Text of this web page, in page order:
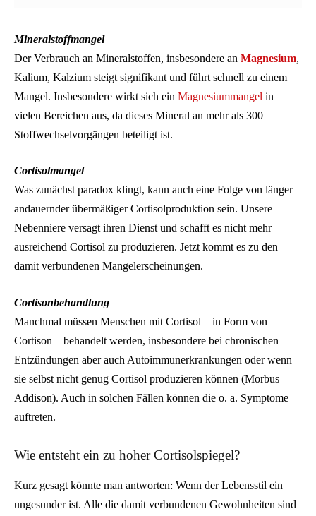
Mineralstoffmangel
Der Verbrauch an Mineralstoffen, insbesondere an Magnesium,
Kalium, Kalzium steigt signifikant und führt schnell zu einem
Mangel. Insbesondere wirkt sich ein Magnesiummangel in
vielen Bereichen aus, da dieses Mineral an mehr als 300
Stoffwechselvorgängen beteiligt ist.
Cortisolmangel
Was zunächst paradox klingt, kann auch eine Folge von länger
andauernder übermäßiger Cortisolproduktion sein. Unsere
Nebenniere versagt ihren Dienst und schafft es nicht mehr
ausreichend Cortisol zu produzieren. Jetzt kommt es zu den
damit verbundenen Mangelerscheinungen.
Cortisonbehandlung
Manchmal müssen Menschen mit Cortisol – in Form von
Cortison – behandelt werden, insbesondere bei chronischen
Entzündungen aber auch Autoimmunerkrankungen oder wenn
sie selbst nicht genug Cortisol produzieren können (Morbus
Addison). Auch in solchen Fällen können die o. a. Symptome
auftreten.
Wie entsteht ein zu hoher Cortisolspiegel?
Kurz gesagt könnte man antworten: Wenn der Lebensstil ein
ungesunder ist. Alle die damit verbundenen Gewohnheiten sind